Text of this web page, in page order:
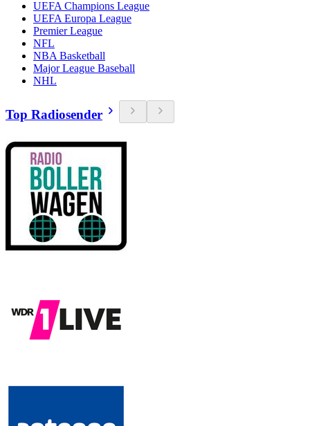
UEFA Champions League
UEFA Europa League
Premier League
NFL
NBA Basketball
Major League Baseball
NHL
Top Radiosender